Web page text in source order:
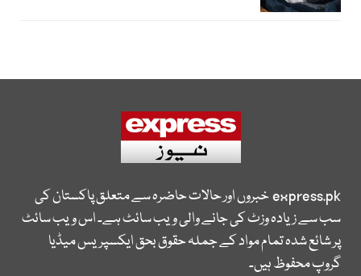
express.pkخبروں اور حالات حاضرہ سے متعلق پاکستان کی
سب سے زیادہ وزٹ کی جانے والی ویب سائٹ ہے۔ اس ویب سائٹ
پر شائع شدہ تمام مواد کے جملہ حقوق بحق ایکسپریس میڈیا
گروپ محفوظ ہیں۔